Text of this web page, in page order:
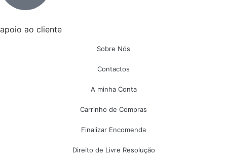
apoio ao cliente
Sobre Nós
Contactos
A minha Conta
Carrinho de Compras
Finalizar Encomenda
Direito de Livre Resolução